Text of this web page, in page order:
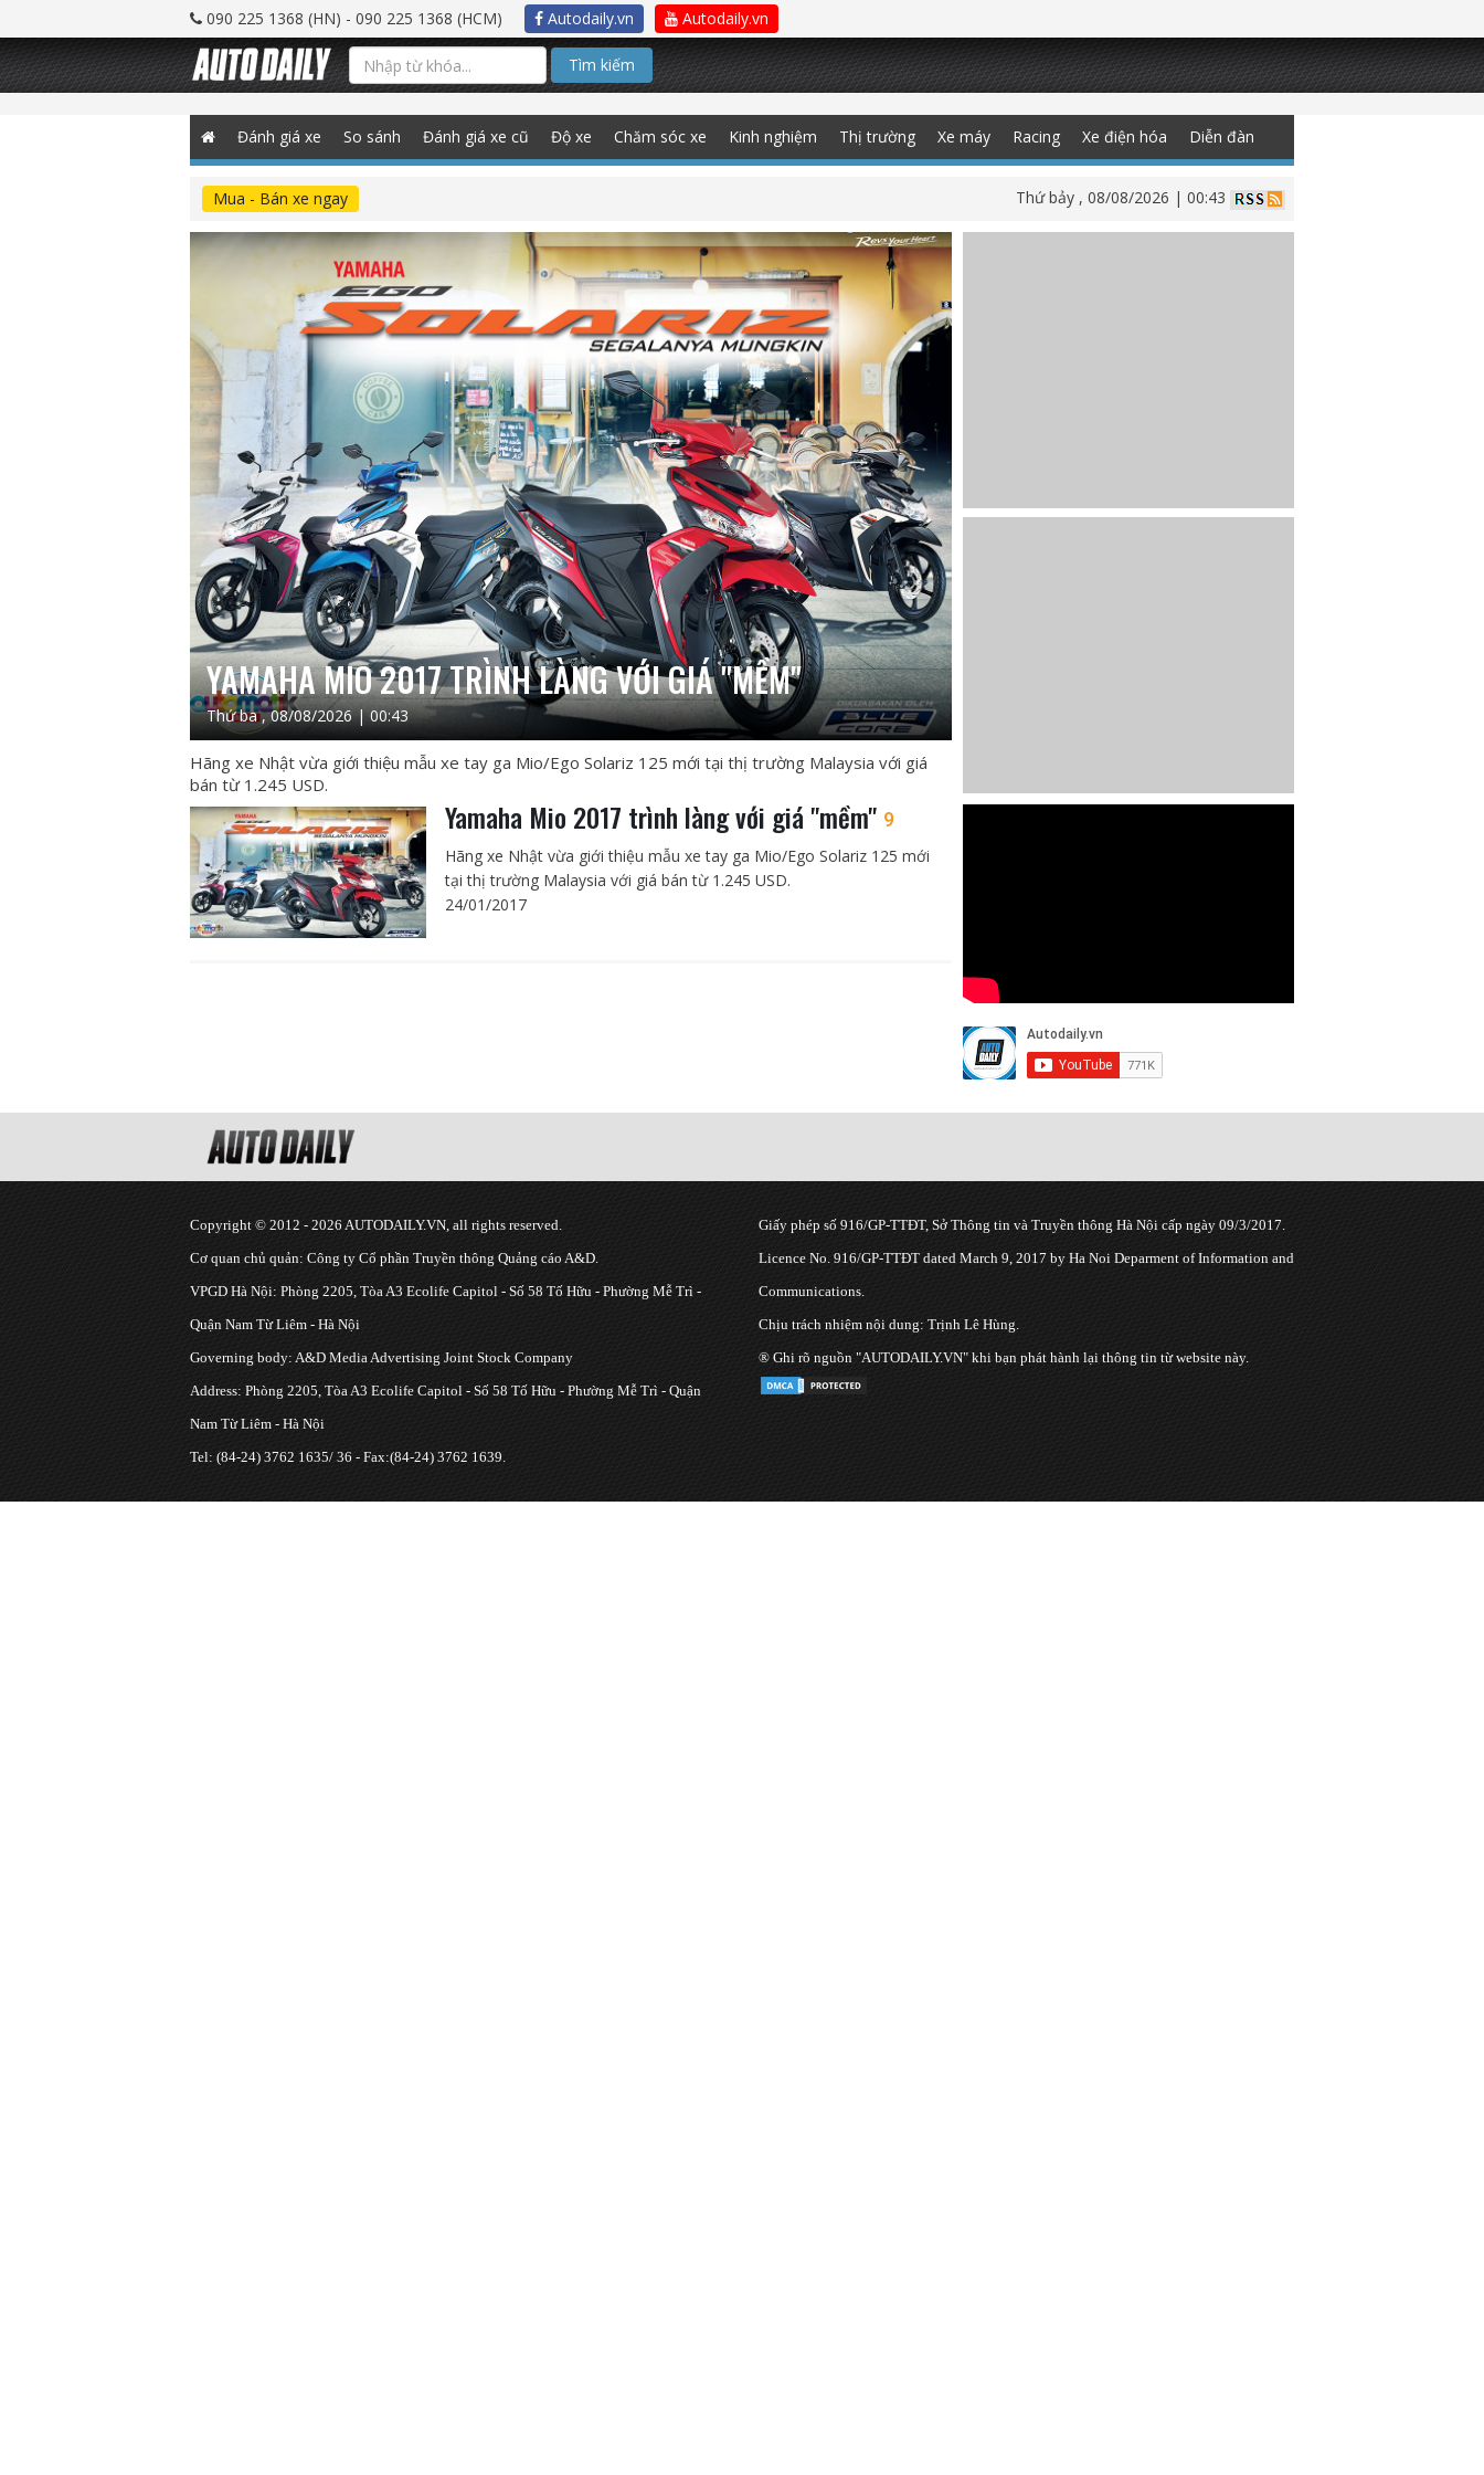
090 225 1368 (HN) - 090 225 1368 (HCM) Autodaily.vn Autodaily.vn
Tìm kiếm
Đánh giá xe So sánh Đánh giá xe cũ Độ xe Chăm sóc xe Kinh nghiệm Thị trường Xe máy Racing Xe điện hóa Diễn đàn
Mua - Bán xe ngay Thứ bảy , 08/08/2026 | 00:43
YAMAHA MIO 2017 TRÌNH LÀNG VỚI GIÁ "MỀM"
Thứ ba , 08/08/2026 | 00:43
Hãng xe Nhật vừa giới thiệu mẫu xe tay ga Mio/Ego Solariz 125 mới tại thị trường Malaysia với giá
bán từ 1.245 USD.
Yamaha Mio 2017 trình làng với giá "mềm" 9
Hãng xe Nhật vừa giới thiệu mẫu xe tay ga Mio/Ego Solariz 125 mới
tại thị trường Malaysia với giá bán từ 1.245 USD.
24/01/2017
Copyright © 2012 - 2026 AUTODAILY.VN, all rights reserved.
Cơ quan chủ quản: Công ty Cổ phần Truyền thông Quảng cáo A&D.
VPGD Hà Nội: Phòng 2205, Tòa A3 Ecolife Capitol - Số 58 Tố Hữu - Phường Mễ Trì -
Quận Nam Từ Liêm - Hà Nội
Governing body: A&D Media Advertising Joint Stock Company
Address: Phòng 2205, Tòa A3 Ecolife Capitol - Số 58 Tố Hữu - Phường Mễ Trì - Quận
Nam Từ Liêm - Hà Nội
Tel: (84-24) 3762 1635/ 36 - Fax:(84-24) 3762 1639.
Giấy phép số 916/GP-TTĐT, Sở Thông tin và Truyền thông Hà Nội cấp ngày 09/3/2017.
Licence No. 916/GP-TTĐT dated March 9, 2017 by Ha Noi Deparment of Information and
Communications.
Chịu trách nhiệm nội dung: Trịnh Lê Hùng.
® Ghi rõ nguồn "AUTODAILY.VN" khi bạn phát hành lại thông tin từ website này.